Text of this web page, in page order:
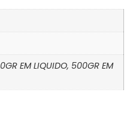
EM LIQUIDO, 500GR EM